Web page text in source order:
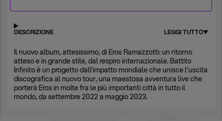
DESCRIZIONE LEGGI TUTTO
Il nuovo album, attesissimo, di Eros Ramazzotti: un ritorno
atteso e in grande stile, dal respiro internazionale. Battito
Infinito è un progetto dall’impatto mondiale che unisce l'uscita
discografica al nuovo tour, una maestosa avventura live che
porterà Eros in molte fra le più importanti città in tutto il
mondo, da settembre 2022 a maggio 2023.